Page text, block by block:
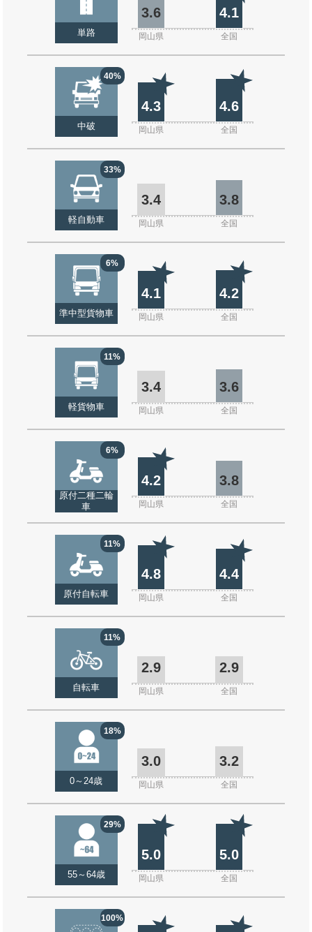
単路
3.6 4.1
岡山県 全国
40%
中破
4.3 4.6
岡山県 全国
33%
軽自動車
3.4 3.8
岡山県 全国
6%
準中型貨物車
4.1 4.2
岡山県 全国
11%
軽貨物車
3.4 3.6
岡山県 全国
6%
原付二種二輪
車
4.2 3.8
岡山県 全国
11%
原付自転車
4.8 4.4
岡山県 全国
11%
自転車
2.9 2.9
岡山県 全国
18%
0～24歳
3.0 3.2
岡山県 全国
29%
55～64歳
5.0 5.0
岡山県 全国
100%